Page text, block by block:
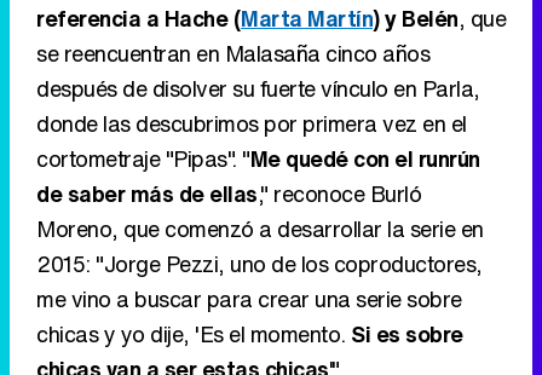
referencia a Hache (Marta Martín) y Belén, que
se reencuentran en Malasaña cinco años
después de disolver su fuerte vínculo en Parla,
donde las descubrimos por primera vez en el
cortometraje "Pipas". "Me quedé con el runrún
de saber más de ellas," reconoce Burló
Moreno, que comenzó a desarrollar la serie en
2015: "Jorge Pezzi, uno de los coproductores,
me vino a buscar para crear una serie sobre
chicas y yo dije, 'Es el momento. Si es sobre
chicas van a ser estas chicas'."